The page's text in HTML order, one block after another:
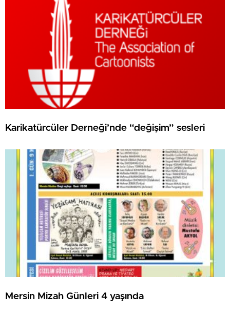
Karikatürcüler Derneği’nde “değişim” sesleri
Mersin Mizah Günleri 4 yaşında